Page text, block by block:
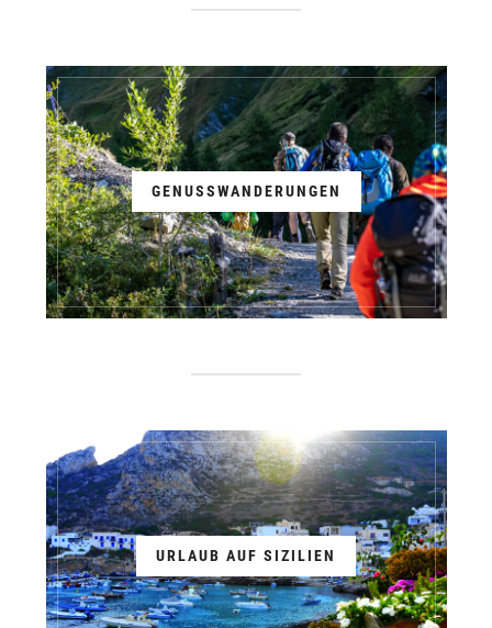
GENUSSWANDERUNGEN
URLAUB AUF SIZILIEN